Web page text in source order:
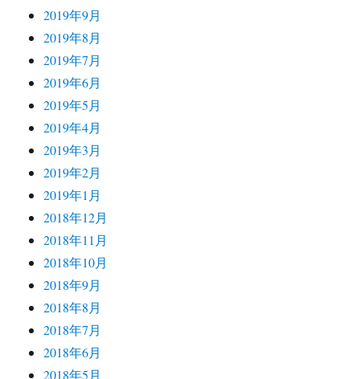
2019年9月
2019年8月
2019年7月
2019年6月
2019年5月
2019年4月
2019年3月
2019年2月
2019年1月
2018年12月
2018年11月
2018年10月
2018年9月
2018年8月
2018年7月
2018年6月
2018年5月